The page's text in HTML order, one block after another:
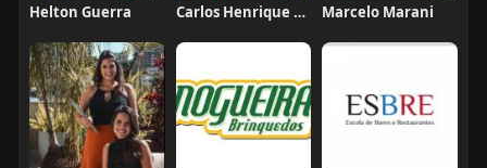
Helton Guerra Carlos Henrique de Faria Vasconcelos Marcelo Marani